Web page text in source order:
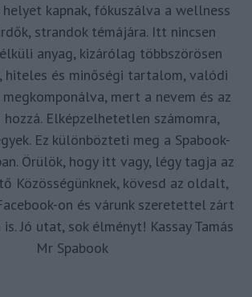
kapnak, fókuszálva a wellness
strandok témájára. Itt nincsen
anyag, kizárólag többszörösen
és minőségi tartalom, valódi
mert a nevem és az
Elképzelhetetlen számomra,
Ez különbözteti meg a Spabook-
Örülök, hogy itt vagy, légy tagja az
Közösségünknek, kövesd az oldalt,
on és várunk szeretettel zárt
Jó utat, sok élményt! Kassay Tamás
Mr Spabook